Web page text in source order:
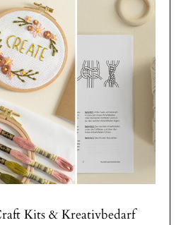
Kits & Kreativbedarf